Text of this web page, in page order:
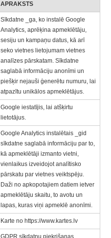
APRAKSTS
Sīkdatne _ga, ko instalē Google
Analytics, aprēķina apmeklētāju,
sesiju un kampaņu datus, kā arī
seko vietnes lietojumam vietnes
analīzes pārskatam. Sīkdatne
saglabā informāciju anonīmi un
piešķir nejauši ģenerētu numuru, lai
atpazītu unikālos apmeklētājus.
Google iestatījis, lai atšķirtu
lietotājus.
Google Analytics instalētais _gid
sīkdatne saglabā informāciju par to,
kā apmeklētāji izmanto vietni,
vienlaikus izveidojot analītisko
pārskatu par vietnes veiktspēju.
Daži no apkopotajiem datiem ietver
apmeklētāju skaitu, to avotu un
lapas, kuras viņi apmeklē anonīmi.
Karte no https://www.kartes.lv
GDPR sīkdatņu piekrišanas